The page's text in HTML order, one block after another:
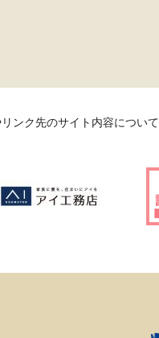
ンク先のサイト内容につい